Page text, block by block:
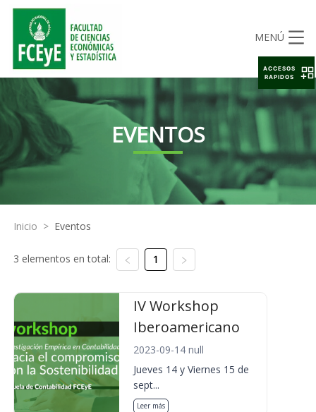
MENÚ
EVENTOS
Inicio > Eventos
3 elementos en total: 1
IV Workshop
Iberoamericano
2023-09-14 null
Jueves 14 y Viernes 15 de
sept...
Leer más
ACCESOS
RAPIDOS